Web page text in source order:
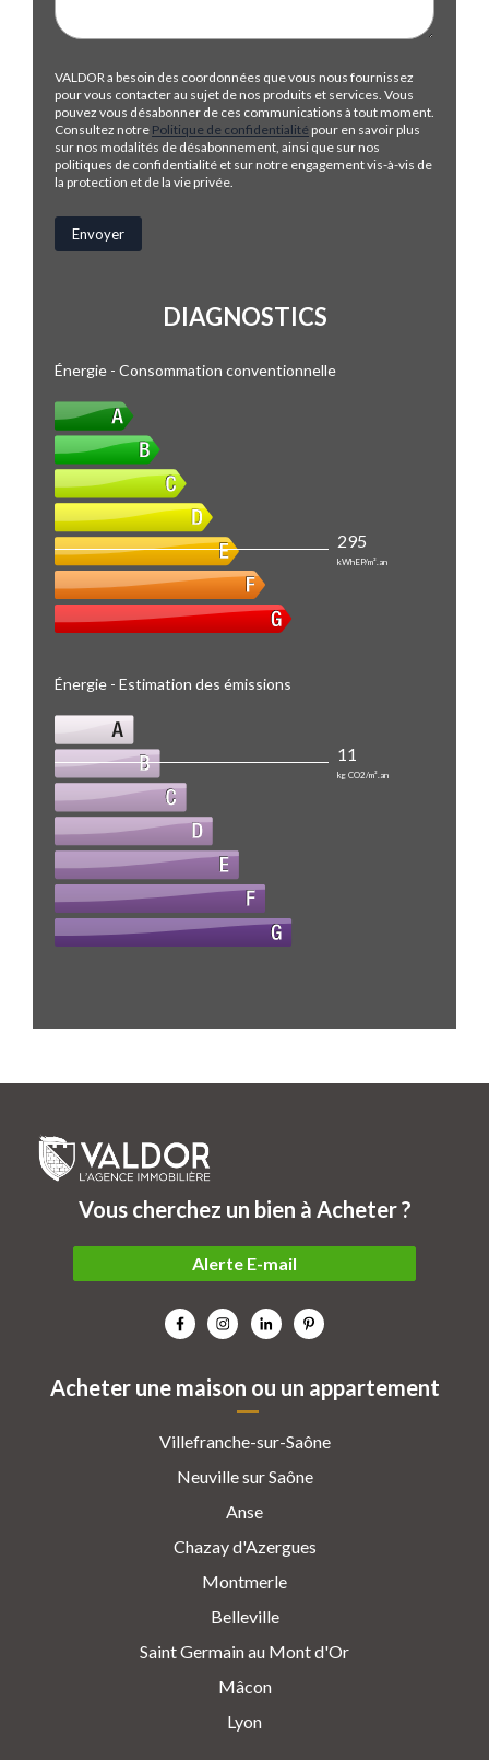
VALDOR a besoin des coordonnées que vous nous fournissez
pour vous contacter au sujet de nos produits et services. Vous
pouvez vous désabonner de ces communications à tout moment.
Consultez notre Politique de confidentialité pour en savoir plus
sur nos modalités de désabonnement, ainsi que sur nos
politiques de confidentialité et sur notre engagement vis-à-vis de
la protection et de la vie privée.
DIAGNOSTICS
Énergie - Consommation conventionnelle
295
kWhEP/m².an
Énergie - Estimation des émissions
11
kg CO2/m².an
Acheter une maison ou un appartement
Villefranche-sur-Saône
Neuville sur Saône
Anse
Chazay d'Azergues
Montmerle
Belleville
Saint Germain au Mont d'Or
Mâcon
Lyon
Vous cherchez un bien à Acheter ?
Alerte E-mail